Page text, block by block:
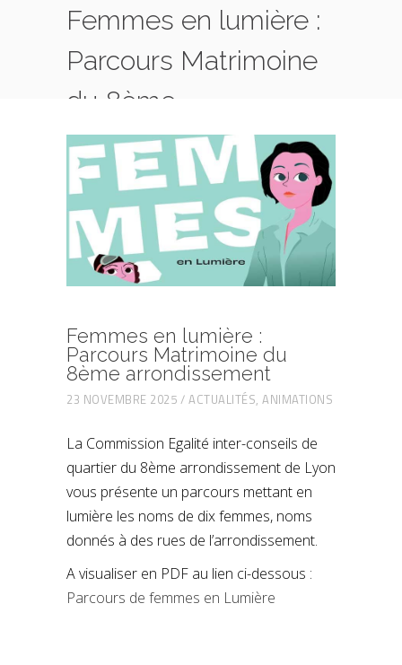
Femmes en lumière :
Parcours Matrimoine
du 8ème
arrondissement
HOME
ACTUALITÉS
FEMMES EN LUMIÈRE : PARCOURS MATRIMOINE
DU 8ÈME ARRONDISSEMENT
Femmes en lumière :
Parcours Matrimoine du
8ème arrondissement
23 NOVEMBRE 2025 ACTUALITÉS, ANIMATIONS
La Commission Egalité inter-conseils de
quartier du 8ème arrondissement de Lyon
vous présente un parcours mettant en
lumière les noms de dix femmes, noms
donnés à des rues de l’arrondissement.
A visualiser en PDF au lien ci-dessous :
Parcours de femmes en Lumière